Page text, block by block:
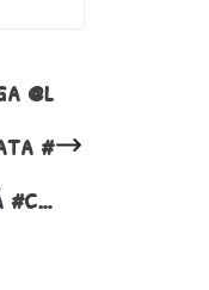
@l
#
#c…